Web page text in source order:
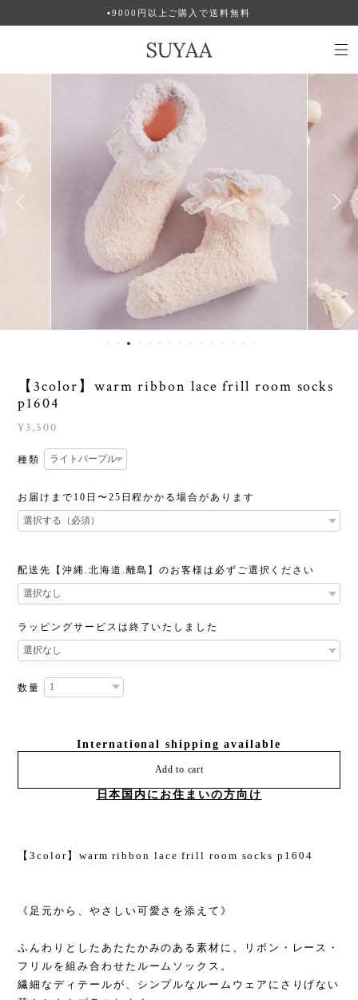
▪︎9000円以上ご購入で送料無料
【3color】warm ribbon lace frill room socks
p1604
¥3,500
種類
お届けまで10日〜25日程かかる場合があります
配送先【沖縄.北海道.離島】のお客様は必ずご選択ください
ラッピングサービスは終了いたしました
数量
International shipping available
Add to cart
日本国内にお住まいの方向け
【3color】warm ribbon lace frill room socks p1604
《足元から、やさしい可愛さを添えて》
ふんわりとしたあたたかみのある素材に、リボン・レース・
フリルを組み合わせたルームソックス。
繊細なディテールが、シンプルなルームウェアにさりげない